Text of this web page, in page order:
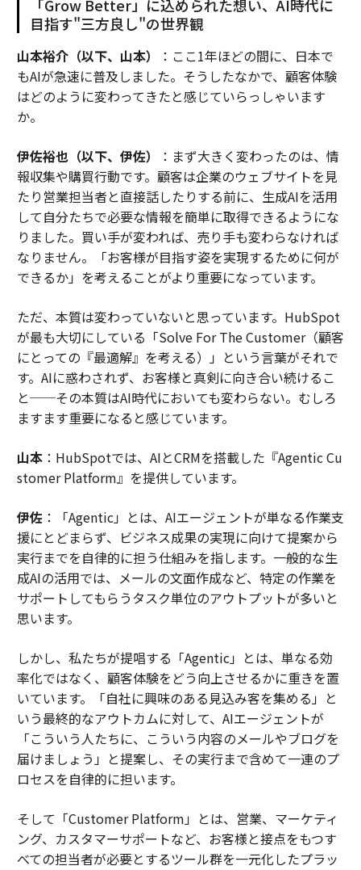
「Grow Better」に込められた想い、AI時代に
目指す"三方良し"の世界観
山本裕介（以下、山本）
：ここ1年ほどの間に、日本で
もAIが急速に普及しました。そうしたなかで、顧客体験
はどのように変わってきたと感じていらっしゃいます
か。
伊佐裕也（以下、伊佐）
：まず大きく変わったのは、情
報収集や購買行動です。顧客は企業のウェブサイトを見
たり営業担当者と直接話したりする前に、生成AIを活用
して自分たちで必要な情報を簡単に取得できるようにな
りました。買い手が変われば、売り手も変わらなければ
なりません。「お客様が目指す姿を実現するために何が
できるか」を考えることがより重要になっています。
ただ、本質は変わっていないと思っています。HubSpot
が最も大切にしている「Solve For The Customer（顧客
にとっての『最適解』を考える）」という言葉がそれで
す。AIに惑わされず、お客様と真剣に向き合い続けるこ
と──その本質はAI時代においても変わらない。むしろ
ますます重要になると感じています。
山本：HubSpotでは、AIとCRMを搭載した『Agentic Cu
stomer Platform』を提供しています。
伊佐：「Agentic」とは、AIエージェントが単なる作業支
援にとどまらず、ビジネス成果の実現に向けて提案から
実行までを自律的に担う仕組みを指します。一般的な生
成AIの活用では、メールの文面作成など、特定の作業を
サポートしてもらうタスク単位のアウトプットが多いと
思います。
しかし、私たちが提唱する「Agentic」とは、単なる効
率化ではなく、顧客体験をどう向上させるかに重きを置
いています。「自社に興味のある見込み客を集める」と
いう最終的なアウトカムに対して、AIエージェントが
「こういう人たちに、こういう内容のメールやブログを
届けましょう」と提案し、その実行まで含めて一連のプ
ロセスを自律的に担います。
そして「Customer Platform」とは、営業、マーケティ
ング、カスタマーサポートなど、お客様と接点をもつす
べての担当者が必要とするツール群を一元化したプラッ